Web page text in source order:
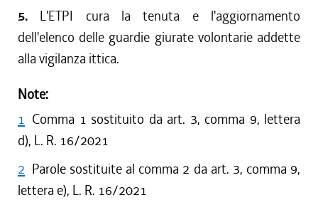
5. L'ETPI cura la tenuta e l'aggiornamento
dell'elenco delle guardie giurate volontarie addette
alla vigilanza ittica.
Note:
1 Comma 1 sostituito da art. 3, comma 9, lettera
d), L. R. 16/2021
2 Parole sostituite al comma 2 da art. 3, comma 9,
lettera e), L. R. 16/2021